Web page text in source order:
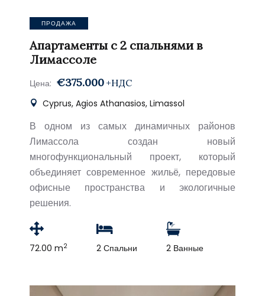
ПРОДАЖА
Апартаменты с 2 спальнями в
Лимассоле
Цена: €375.000 +НДС
Cyprus, Agios Athanasios, Limassol
В одном из самых динамичных районов
Лимассола создан новый
многофункциональный проект, который
объединяет современное жильё, передовые
офисные пространства и экологичные
решения.
72.00 m2 2 Спальни 2 Ванные